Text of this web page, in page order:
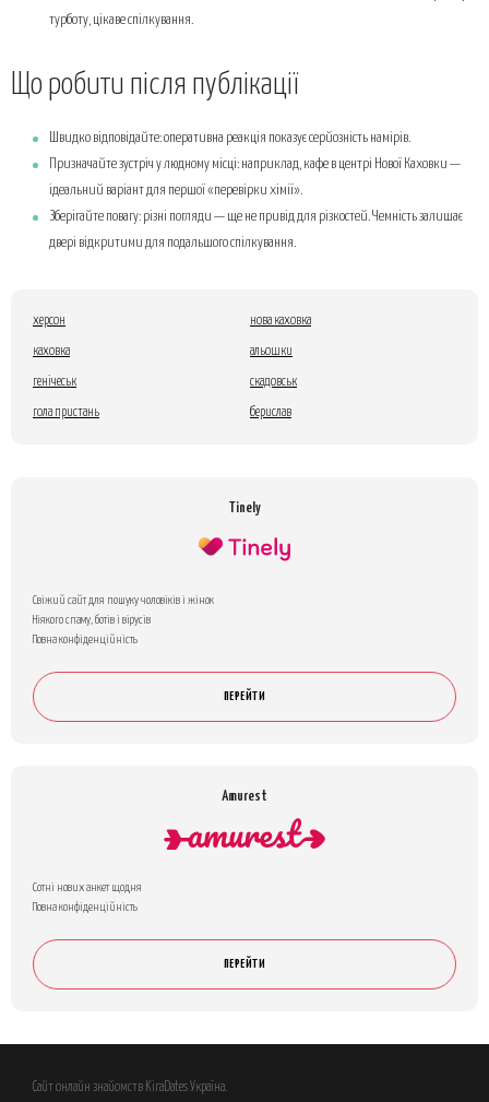
турботу, цікаве спілкування.
Що робити після публікації
Швидко відповідайте: оперативна реакція показує серйозність намірів.
Призначайте зустріч у людному місці: наприклад, кафе в центрі Нової Каховки —
ідеальний варіант для першої «перевірки хімії».
Зберігайте повагу: різні погляди — ще не привід для різкостей. Чемність залишає
двері відкритими для подальшого спілкування.
херсон нова каховка
каховка альошки
генічеськ скадовськ
гола пристань берислав
Tinely
Свіжий сайт для пошуку чоловіків і жінок
Ніякого спаму, ботів і вірусів
Повна конфіденційність
ПЕРЕЙТИ
Amurest
Сотні нових анкет щодня
Повна конфіденційність
ПЕРЕЙТИ
Сайт онлайн знайомств KiraDates Україна.